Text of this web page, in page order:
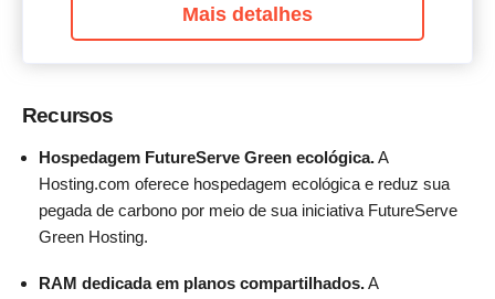
Mais detalhes
Recursos
Hospedagem FutureServe Green ecológica.A
Hosting.com oferece hospedagem ecológica e reduz sua
pegada de carbono por meio de sua iniciativa FutureServe
Green Hosting.
RAM dedicada em planos compartilhados.A